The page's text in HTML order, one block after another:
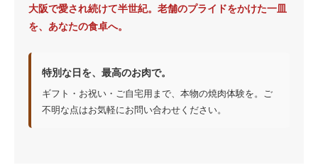
大阪で愛され続けて半世紀。老舗のプライドをかけた一皿
を、あなたの食卓へ。
特別な日を、最高のお肉で。
ギフト・お祝い・ご自宅用まで、本物の焼肉体験を。ご
不明な点はお気軽にお問い合わせください。